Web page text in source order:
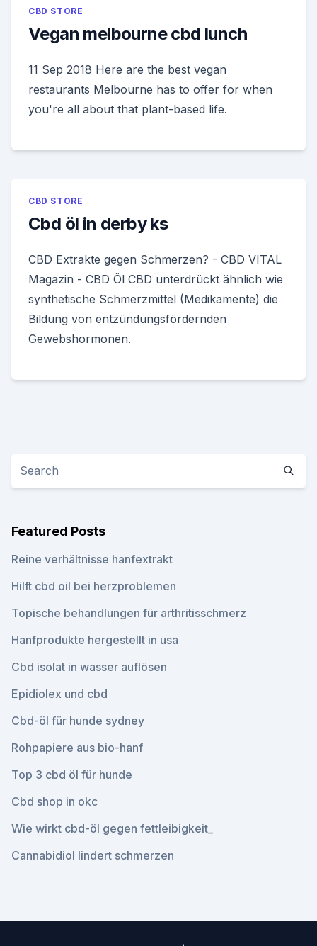
CBD STORE
Vegan melbourne cbd lunch
11 Sep 2018 Here are the best vegan
restaurants Melbourne has to offer for when
you're all about that plant-based life.
CBD STORE
Cbd öl in derby ks
CBD Extrakte gegen Schmerzen? - CBD VITAL
Magazin - CBD Öl CBD unterdrückt ähnlich wie
synthetische Schmerzmittel (Medikamente) die
Bildung von entzündungsfördernden
Gewebshormonen.
Featured Posts
Reine verhältnisse hanfextrakt
Hilft cbd oil bei herzproblemen
Topische behandlungen für arthritisschmerz
Hanfprodukte hergestellt in usa
Cbd isolat in wasser auflösen
Epidiolex und cbd
Cbd-öl für hunde sydney
Rohpapiere aus bio-hanf
Top 3 cbd öl für hunde
Cbd shop in okc
Wie wirkt cbd-öl gegen fettleibigkeit_
Cannabidiol lindert schmerzen